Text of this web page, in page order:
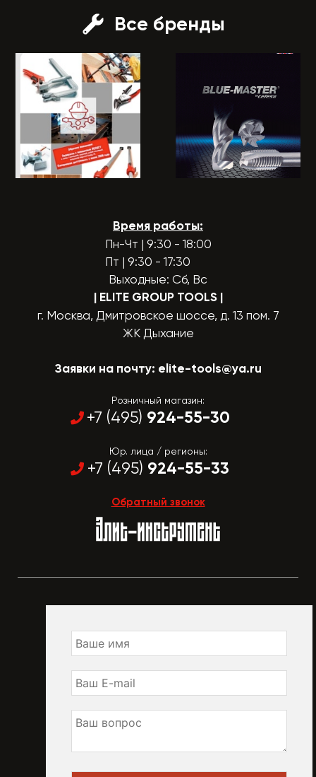
Все бренды
Время работы:
Пн-Чт | 9:30 - 18:00
Пт | 9:30 - 17:30
Выходные: Сб, Вс
| ELITE GROUP TOOLS |
г. Москва, Дмитровское шоссе, д. 13 пом. 7
ЖК Дыхание
Заявки на почту: elite-tools@ya.ru
Розничный магазин:
+7 (495) 924-55-30
Юр. лица / регионы:
+7 (495) 924-55-33
Обратный звонок